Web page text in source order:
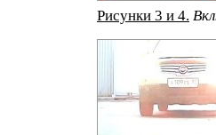
Рисунки 3 и 4.